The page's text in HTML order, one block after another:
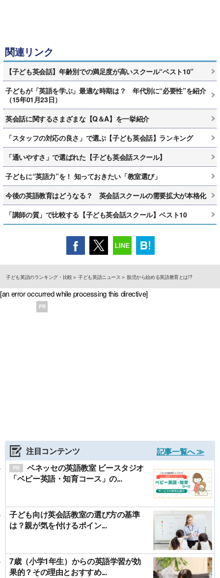
関連リンク
【子ども英会話】年齢別での満足度が高いスクール“ベスト10”
子どもが「英語を学ぶ」最適な時期は？ 年代別に“必要性”を紹介
（15年01月23日）
英会話に関するさまざまな【Q＆A】を一挙紹介
「スタッフの対応の良さ」で選ぶ【子ども英会話】ランキング
「通いやすさ」で選ばれた【子ども英会話スクール】
子どもに“英語力”を！ 知っておきたい「教室選び」
今後の英語教育はどうなる？ 英会話スクールの需要拡大が本格化
「講師の質」で比較する【子ども英会話スクール】ベスト10
子ども英語のランキング・比較 子ども英語ニュース 胎児から始める英語教育とは!?
[an error occurred while processing this directive]
PR
注目コンテンツ
記事一覧へ ≫
ベネッセの英語教室 ビースタジオ
「ベビー英語・知育コース」の...
子ども向け英会話教室の選び方の基準
は？親が気を付けるポイン...
7歳（小学1年生）からの英語学習が効
果的？その理由とおすすめ...